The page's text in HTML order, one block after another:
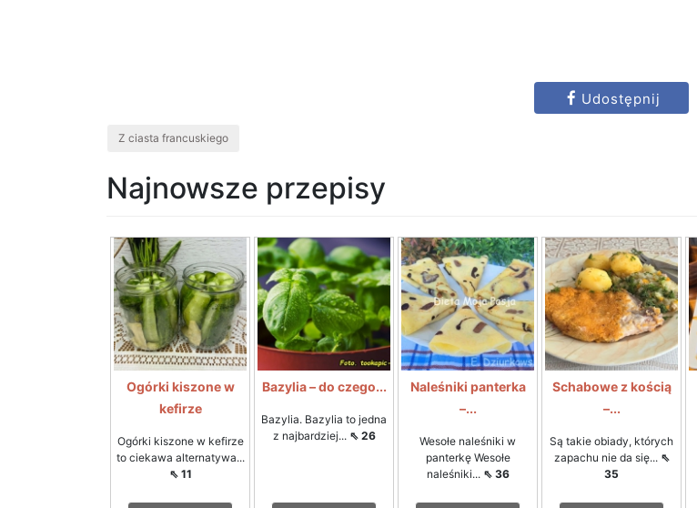
Udostępnij
Z ciasta francuskiego
Najnowsze przepisy
Ogórki kiszone w
kefirze
Ogórki kiszone w kefirze
to ciekawa alternatywa...
⇖ 11
Bazylia – do czego...
Bazylia. Bazylia to jedna
z najbardziej... ⇖ 26
Naleśniki panterka
–...
Wesołe naleśniki w
panterkę Wesołe
naleśniki... ⇖ 36
Schabowe z kością
–...
Są takie obiady, których
zapachu nie da się... ⇖
35